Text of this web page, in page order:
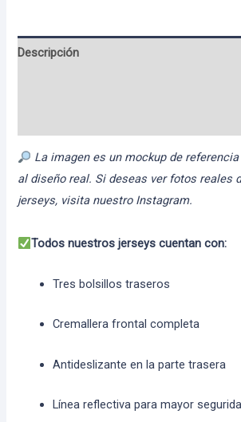
Descripción
La imagen es un mockup de
al diseño real. Si deseas ver fotos reales
jerseys, visita nuestro Instagram.
Todos nuestros jerseys cuentan con:
Tres bolsillos traseros
Cremallera frontal completa
Antideslizante en la parte trasera
Línea reflectiva para mayor